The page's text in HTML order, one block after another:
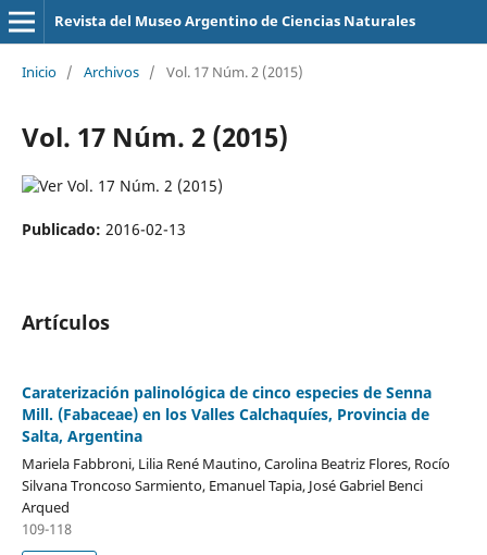
Revista del Museo Argentino de Ciencias Naturales
Inicio / Archivos / Vol. 17 Núm. 2 (2015)
Vol. 17 Núm. 2 (2015)
Publicado: 2016-02-13
Artículos
Caraterización palinológica de cinco especies de Senna
Mill. (Fabaceae) en los Valles Calchaquíes, Provincia de
Salta, Argentina
Mariela Fabbroni, Lilia René Mautino, Carolina Beatriz Flores, Rocío
Silvana Troncoso Sarmiento, Emanuel Tapia, José Gabriel Benci
Arqued
109-118